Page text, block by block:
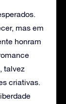
mas em
honram
talvez
criativas.